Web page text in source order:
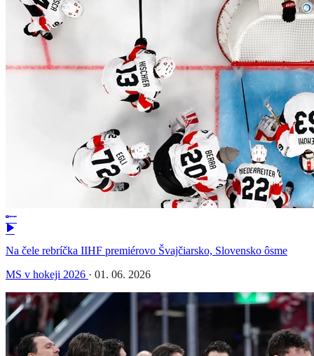
Na čele rebríčka IIHF premiérovo Švajčiarsko, Slovensko ôsme
MS v hokeji 2026 · 01. 06. 2026